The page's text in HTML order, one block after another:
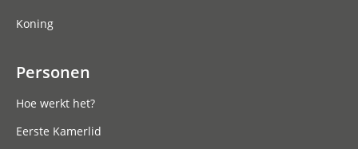
Koning
Personen
Hoe werkt het?
Eerste Kamerlid